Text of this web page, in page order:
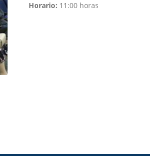
Horario: 11:00 horas